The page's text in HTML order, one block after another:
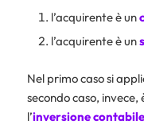
l’acquirente è un
l’acquirente è un
Nel primo caso si
secondo caso,
l’inversione contabile